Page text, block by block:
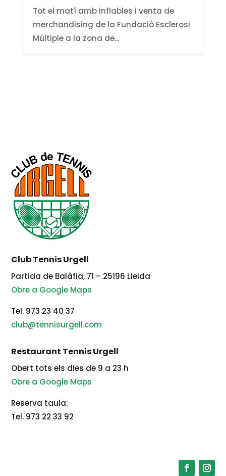
Tot el matí amb inflables i venta de
merchandising de la Fundació Esclerosi
Múltiple a la zona de...
Club Tennis Urgell
Partida de Balàfia, 71 – 25196 Lleida
Obre a Google Maps
Tel. 973 23 40 37
club@tennisurgell.com
Restaurant Tennis Urgell
Obert tots els dies de 9 a 23 h
Obre a Google Maps
Reserva taula:
Tel. 973 22 33 92